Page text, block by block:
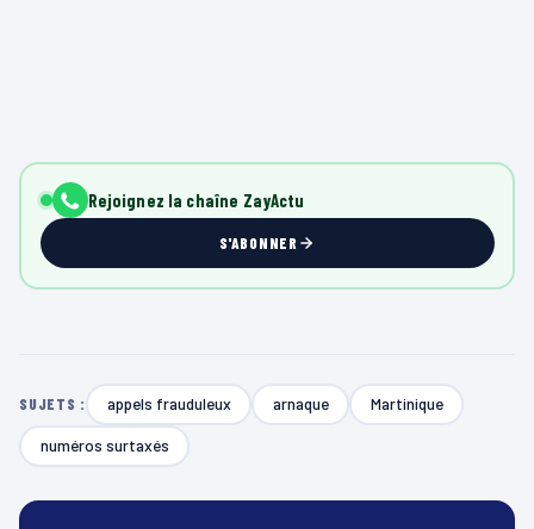
Rejoignez la chaîne ZayActu
S'ABONNER
SUJETS : appels frauduleux arnaque Martinique
numéros surtaxés